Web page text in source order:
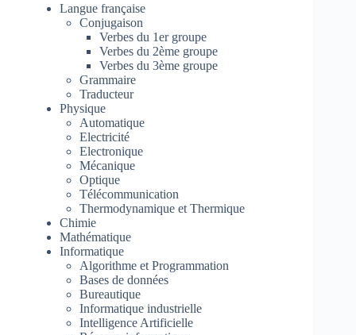
Langue française
Conjugaison
Verbes du 1er groupe
Verbes du 2ème groupe
Verbes du 3ème groupe
Grammaire
Traducteur
Physique
Automatique
Electricité
Electronique
Mécanique
Optique
Télécommunication
Thermodynamique et Thermique
Chimie
Mathématique
Informatique
Algorithme et Programmation
Bases de données
Bureautique
Informatique industrielle
Intelligence Artificielle